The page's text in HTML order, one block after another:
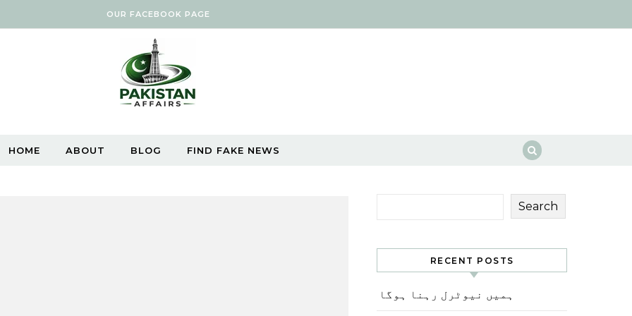
OUR FACEBOOK PAGE
HOME ABOUT BLOG FIND FAKE NEWS
Search
RECENT POSTS
ہمیں نیوٹرل رہنا ہوگا